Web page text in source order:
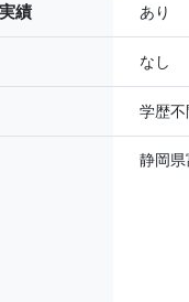
績 あり
なし
学歴不
静岡